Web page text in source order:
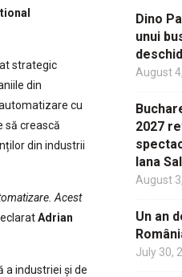
strategic
din
cu
să crească
din industrii
Acest
Adrian
industriei și de
Dino
unui
August
2027
Iana
August
Un an
July 30,